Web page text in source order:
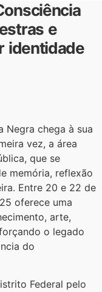
e
identidade
Negra chega à sua
vez, a área
que se
memória, reflexão
Entre 20 e 22 de
oferece uma
arte,
o legado
do
Federal pelo